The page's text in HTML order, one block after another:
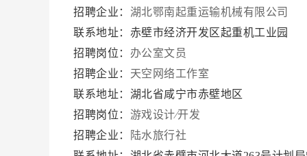
招聘企业： 湖北鄂南起重运输机械有限公司
联系地址：赤壁市经济开发区起重机工业园
招聘岗位： 办公室文员
招聘企业： 天空网络工作室
联系地址：湖北省咸宁市赤壁地区
招聘岗位： 游戏设计∕开发
招聘企业：
陆水旅行社